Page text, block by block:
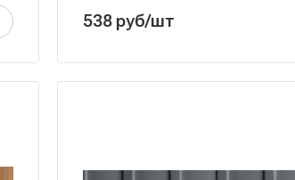
538 руб/шт